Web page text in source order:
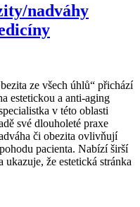
nadváhy
ze všech úhlů“ přichází
estetickou a anti-aging
v této oblasti
své dlouholeté praxe
či obezita ovlivňují
pacienta. Nabízí širší
že estetická stránka